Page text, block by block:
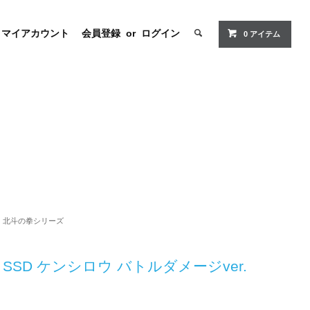
マイアカウント 会員登録 or ログイン 0 アイテム
北斗の拳シリーズ
SSD ケンシロウ バトルダメージver.